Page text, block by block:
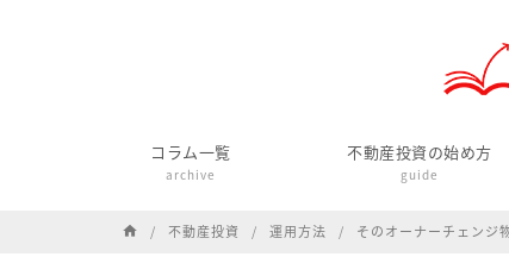
コラム一覧
archive
不動産投資の始め方
guide
home 不動産投資 運用方法 そのオーナーチェンジ